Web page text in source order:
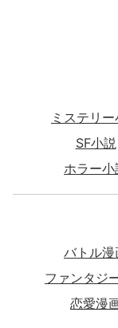
ミステリ
SF小説
ホラー小
バトル漫
ファンタジ
恋愛漫